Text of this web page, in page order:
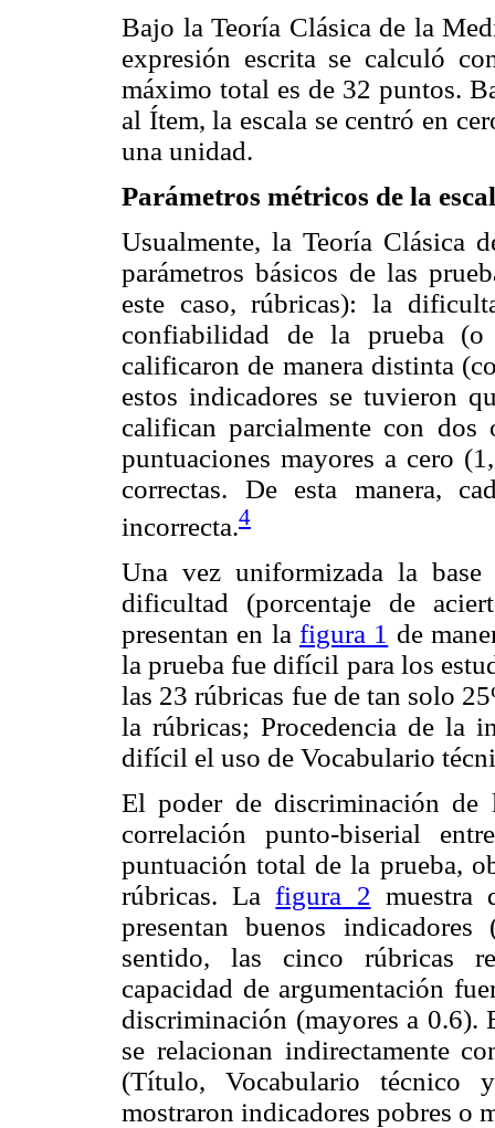
Bajo la Teoría Clásica de la
expresión escrita se calculó
máximo total es de 32 puntos.
al Ítem, la escala se centró en
una unidad.
Parámetros métricos de la
Usualmente, la Teoría Clásica
parámetros básicos de las
este caso, rúbricas): la
confiabilidad de la prueba
calificaron de manera distinta
estos indicadores se tuvieron
califican parcialmente con dos
puntuaciones mayores a cero
correctas. De esta manera,
incorrecta.4
Una vez uniformizada la
dificultad (porcentaje de
presentan en la figura 1 de
la prueba fue difícil para los
las 23 rúbricas fue de tan solo
la rúbricas; Procedencia de la
difícil el uso de Vocabulario
El poder de discriminación de
correlación punto-biserial
puntuación total de la prueba,
rúbricas. Lafigura 2 muestra
presentan buenos
sentido, las cinco rúbricas
capacidad de argumentación
discriminación (mayores a 0.6).
se relacionan indirectamente
(Título, Vocabulario técnico
mostraron indicadores pobres o